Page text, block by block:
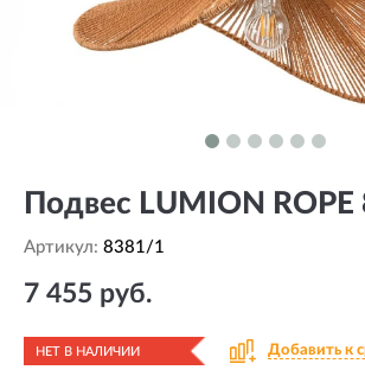
Подвес LUMION
Артикул: 8381/1
7 455 руб.
НЕТ В НАЛИЧИИ Добавить к